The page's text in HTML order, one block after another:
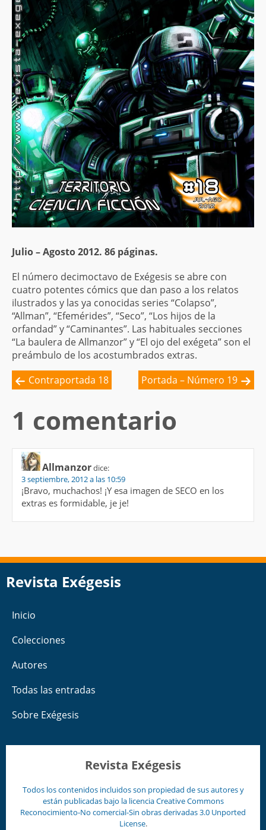
Julio – Agosto 2012. 86 páginas.
El número decimoctavo de Exégesis se abre con
cuatro potentes cómics que dan paso a los relatos
ilustrados y las ya conocidas series “Colapso”,
“Allman”, “Efemérides”, “Seco”, “Los hijos de la
orfandad” y “Caminantes”. Las habituales secciones
“La baulera de Allmanzor” y “El ojo del exégeta” son el
preámbulo de los acostumbrados extras.
Contraportada 18
Portada – Número 19
1 comentario
Allmanzordice:
3 septiembre, 2012 a las 10:59
¡Bravo, muchachos! ¡Y esa imagen de SECO en los
extras es formidable, je je!
Revista Exégesis
Inicio
Colecciones
Autores
Todas las entradas
Sobre Exégesis
Revista Exégesis
Todos los contenidos incluidos son propiedad de sus autores y
están publicadas bajo la licenciaCreative Commons
Reconocimiento-No comercial-Sin obras derivadas 3.0 Unported
License.